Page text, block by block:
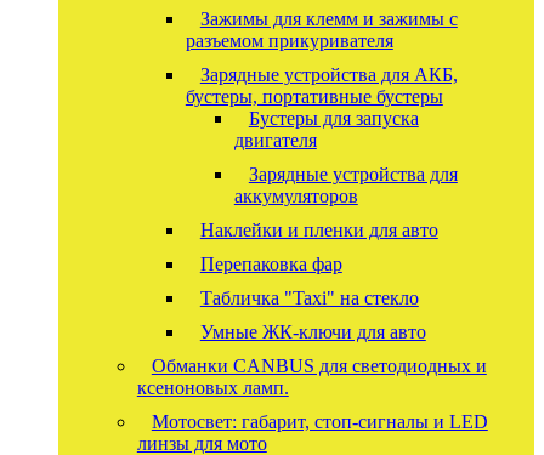
Зажимы для клемм и зажимы с
разъемом прикуривателя
Зарядные устройства для АКБ,
бустеры, портативные бустеры
Бустеры для запуска
двигателя
Зарядные устройства для
аккумуляторов
Наклейки и пленки для авто
Перепаковка фар
Табличка "Taxi" на стекло
Умные ЖК-ключи для авто
Обманки CANBUS для светодиодных и
ксеноновых ламп.
Мотосвет: габарит, стоп-сигналы и LED
линзы для мото